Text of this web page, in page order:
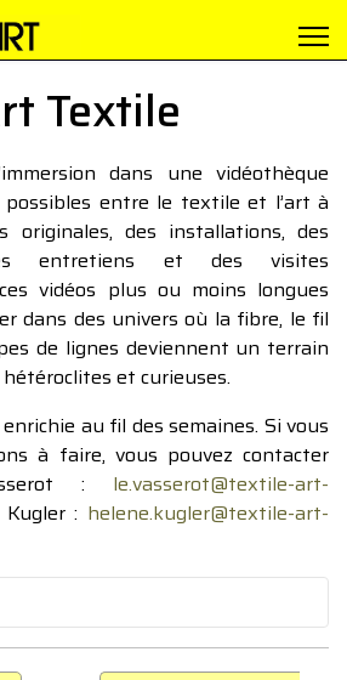
Textile
dans une vidéothèque
entre le textile et l’art à
originales, des installations, des
entretiens et des visites
vidéos plus ou moins longues
dans des univers où la fibre, le fil
de lignes deviennent un terrain
et curieuses.
au fil des semaines. Si vous
à faire, vous pouvez contacter
: le.vasserot@textile-art-
: helene.kugler@textile-art-